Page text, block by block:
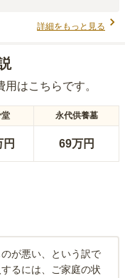
詳細をもっと見る
用はこちらです。
永代供養墓
円 69万円
が悪い、という訳で
るには、ご家庭の状